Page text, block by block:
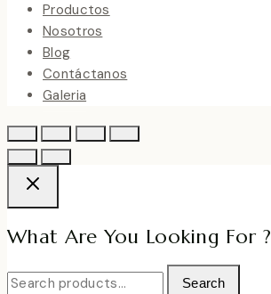
Productos
Nosotros
Blog
Contáctanos
Galeria
What Are You Looking For ?
Search
Search